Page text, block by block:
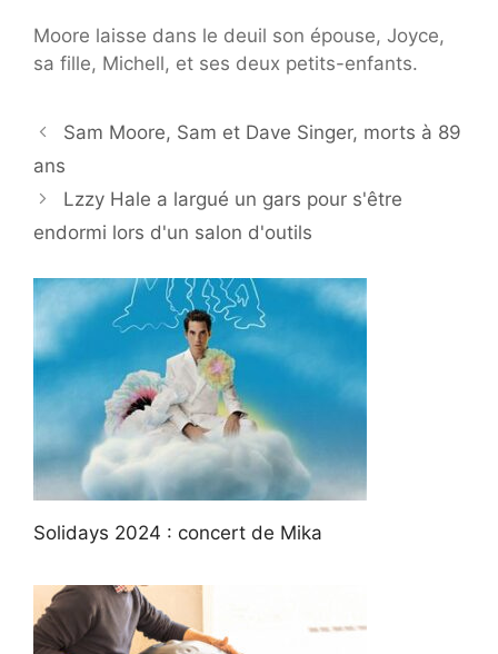
Moore laisse dans le deuil son épouse, Joyce,
sa fille, Michell, et ses deux petits-enfants.
Sam Moore, Sam et Dave Singer, morts à 89
ans
Lzzy Hale a largué un gars pour s'être
endormi lors d'un salon d'outils
Solidays 2024 : concert de Mika